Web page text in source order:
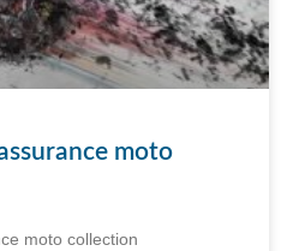
moto
moto collection